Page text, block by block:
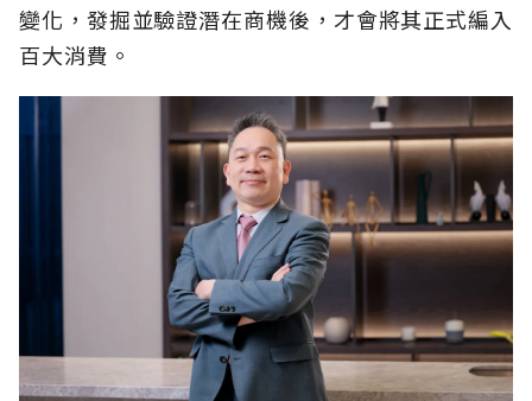
變化，發掘並驗證潛在商機後，才會將其正式編入
百大消費。